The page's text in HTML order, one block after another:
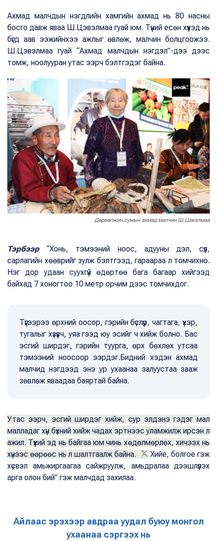
Ахмад малчдын нэгдлийн хамгийн ахмад нь 80 насны
босго давж яваа Ш.Цэвэлмаа гуай юм. Түүний есөн хүүхэд нь
бүгд аав ээжийнхээ ажлыг өвлөж, малчин болцгоожээ.
Ш.Цэвэлмаа гуай “Ахмад малчдын нэгдэл”-дээ дээс
томж, ноолууран утас ээрч бэлтгэдэг байна.
Дөрвөлжин сумын ахмад малчин Ш.Цэвэлмаа
Тэрбээр“Хонь, тэмээний ноос, адууны дэл, сүүл,
сарлагийн хөөврийг зулж бэлтгээд, гараараа л томчихно.
Нэг дор удаан суухгүй өдөртөө бага багаар хийгээд
байхад 7 хоногтоо 10 метр орчим дээс томчихдог.
Түүгээрээ өрхний оосор, гэрийн бүслүүр, чагтага, үхэр,
тугалыг хүзүүвч, уяа гээд юу эсийг ч хийж болно. Бас
эсгий ширдэг, гэрийн туурга, өрх бөхлөх утсаа
тэмээний ноосоор ээрдэг.Бидний хэдэн ахмад
малчид нэгдээд энэ ур ухаанаа залуустаа зааж
зөвлөж яваадаа баяртай байна.
Утас ээрч, эсгий ширдэг хийж, сур элдэнэ гэдэг мал
малладаг хүн бүхний хийж чадах эртнээс уламжилж ирсэн л
ажил. Түүхий эд нь байгаа юм чинь хөдөлмөрлөх, хичээх нь
хүнээс өөрөөс нь л шалтгаалж байна.
Хийе, болгоё гэж
хүсвэл амьжиргаагаа сайжруулж, амьдралаа дээшлүүлэх
арга олон бий” гэж малчдад захилаа.
Айлаас эрэхээр авдраа уудал буюу монгол
ухаанаа сэргээх нь